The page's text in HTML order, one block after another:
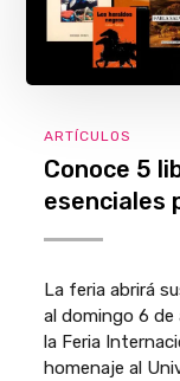
ARTÍCULOS
Conoce 5
esenciales
La feria abrirá
al domingo 6 de
la Feria
homenaje al